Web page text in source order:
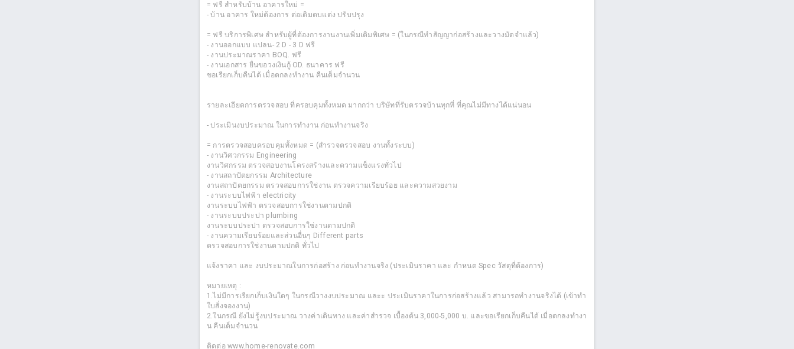
= ฟรี สำหรับบ้าน อาคารใหม่ =
- บ้าน อาคาร ใหม่ต้องการ ต่อเติมตบแต่ง ปรับปรุง
= ฟรี บริการพิเศษ สำหรับผู้ที่ต้องการงานงานเพิ่มเติมพิเศษ = (ในกรณีทำสัญญาก่อสร้างและวางมัดจำแล้ว)
- งานออกแบบ แปลน- 2 D - 3 D ฟรี
- งานประมาณราคา BOQ. ฟรี
- งานเอกสาร ยื่นขอวงเงินกู้ OD. ธนาคาร ฟรี
ขอเรียกเก็บคืนได้ เมื่อตกลงทำงาน คืนเต็มจำนวน
รายละเอียดการตรวจสอบ ที่ครอบคุมทั้งหมด มากกว่า บริษัทที่รับตรวจบ้านทุกที่ ที่คุณไม่มีทางได้แน่นอน
- ประเมินงบประมาณ ในการทำงาน ก่อนทำงานจริง
= การตรวจสอบครอบคุมทั้งหมด = (สำรวจตรวจสอบ งานทั้งระบบ)
- งานวิศวกรรม Engineering
งานวิศกรรม ตรวจสอบงานโครงสร้างและความแข็งแรงทั่วไป
- งานสถาปัตยกรรม Architecture
งานสถาปัตยกรรม ตรวจสอบการใช่งาน ตรวจความเรียบร้อย และความสวยงาม
- งานระบบไฟฟ้า electricity
งานระบบไฟฟ้า ตรวจสอบการใช่งานตามปกติ
- งานระบบประปา plumbing
งานระบบประปา ตรวจสอบการใช่งานตามปกติ
- งานความเรียบร้อยและส่วนอื่นๆ Different parts
ตรวจสอบการใช่งานตามปกติ ทั่วไป
แจ้งราคา และ งบประมาณในการก่อสร้าง ก่อนทำงานจริง (ประเมินราคา และ กำหนด Spec วัสดุที่ต้องการ)
หมายเหตุ :
1.ไม่มีการเรียกเก็บเงินใดๆ ในกรณีวางงบประมาณ และะ ประเมินราคาในการก่อสร้างแล้ว สามารถทำงานจริงได้ (เข้าทำ
ใบสั่งจองงาน)
2.ในกรณี ยังไม่รู้งบประมาณ วางค่าเดินทาง และค่าสำรวจ เบื้องต้น 3,000-5,000 บ. และขอเรียกเก็บคืนได้ เมื่อตกลงทำงา
น คืนเต็มจำนวน
ติดต่อ www.home-renovate.com